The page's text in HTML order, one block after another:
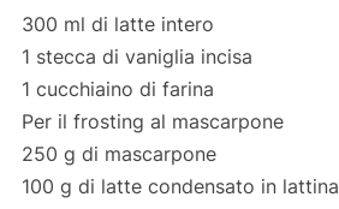
300 ml di latte intero
1 stecca di vaniglia incisa
1 cucchiaino di farina
Per il frosting al mascarpone
250 g di mascarpone
100 g di latte condensato in lattina